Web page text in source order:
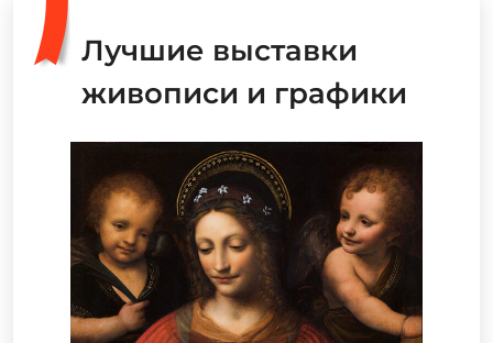
Лучшие выставки
живописи и графики